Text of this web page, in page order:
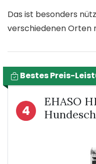
Das ist besonders
verschiedenen Orten
Bestes Preis-
4
EHASO